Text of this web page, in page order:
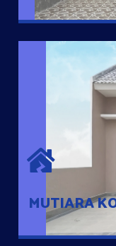
MUTIARA
Hunian
kota, 2 menit